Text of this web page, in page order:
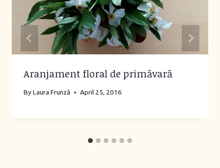
Aranjament floral de primăvară
ByLaura Frunză April 25, 2016